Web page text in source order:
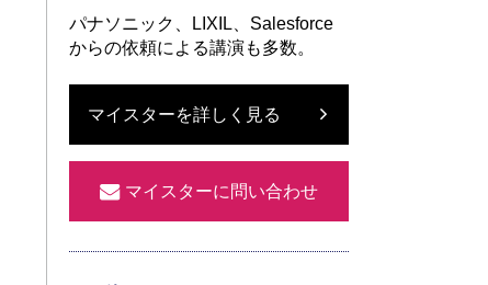
パナソニック、LIXIL、Salesforce
からの依頼による講演も多数。
マイスターを詳しく見る
マイスターに問い合わせ